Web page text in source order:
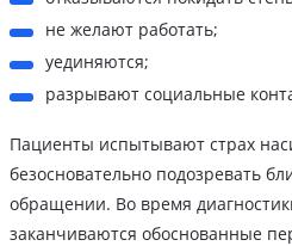
не желают работать;
уединяются;
разрывают социальные
Пациенты испытывают страх
безосновательно подозревать
обращении. Во время
заканчиваются обоснованные